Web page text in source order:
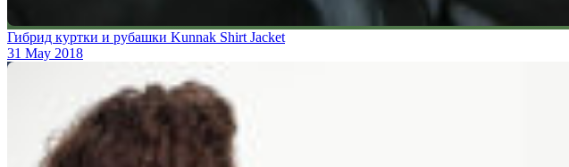
Гибрид куртки и рубашки Kunnak Shirt Jacket
31 May 2018